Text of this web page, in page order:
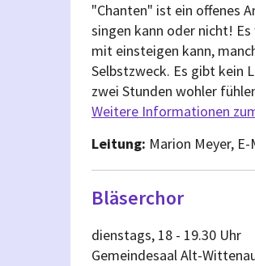
"Chanten" ist ein offenes
singen kann oder nicht!
mit einsteigen kann,
Selbstzweck. Es gibt kein
zwei Stunden wohler
Weitere Informationen
Leitung: Marion Meyer, E-
Bläserchor
dienstags, 18 - 19.30 Uhr
Gemeindesaal Alt-